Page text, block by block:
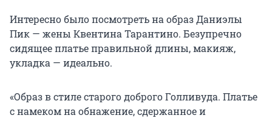
Интересно было посмотреть на образ Даниэлы
Пик — жены Квентина Тарантино. Безупречно
сидящее платье правильной длины, макияж,
укладка — идеально.
«Образ в стиле старого доброго Голливуда. Платье
с намеком на обнажение, сдержанное и